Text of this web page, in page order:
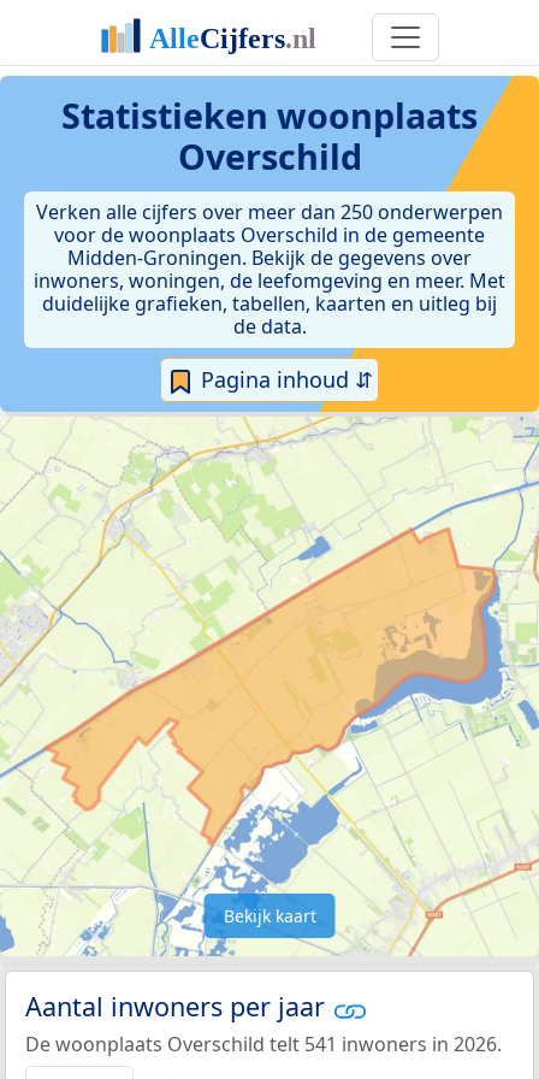
Statistieken woonplaats
Overschild
Verken alle cijfers over meer dan 250 onderwerpen
voor de woonplaats Overschild in de gemeente
Midden-Groningen. Bekijk de gegevens over
inwoners, woningen, de leefomgeving en meer. Met
duidelijke grafieken, tabellen, kaarten en uitleg bij
de data.
Pagina inhoud ⇵
Bekijk kaart
Aantal inwoners per jaar
De woonplaats Overschild telt 541 inwoners in 2026.